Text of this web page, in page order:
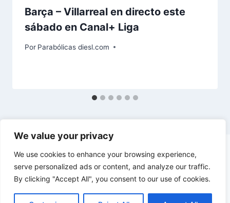
We value your privacy
We use cookies to enhance your browsing experience,
serve personalized ads or content, and analyze our traffic.
By clicking "Accept All", you consent to our use of cookies.
Barça – Villarreal en directo este
sábado en Canal+ Liga
Por Parabólicas diesl.com
© 2026 diesl.com - Tema para WordPress por
Kadence WP